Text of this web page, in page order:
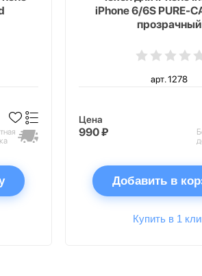
iPhone 6/6S PURE-
прозрачный
арт. 1278
Цена
990 ₽
Добавить в
Купить в 1